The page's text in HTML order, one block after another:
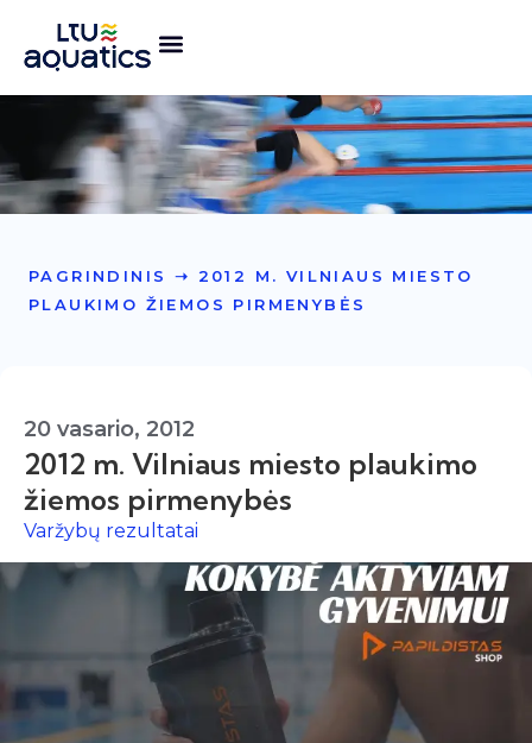
PAGRINDINIS ➝ 2012 M. VILNIAUS MIESTO
PLAUKIMO ŽIEMOS PIRMENYBĖS
20 vasario, 2012
2012 m. Vilniaus miesto plaukimo
žiemos pirmenybės
Varžybų rezultatai